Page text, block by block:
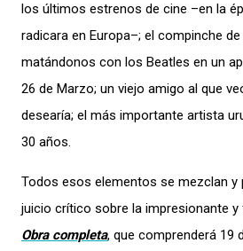
los últimos estrenos de cine –en la
radicara en Europa–; el compinche
matándonos con los Beatles en un
26 de Marzo; un viejo amigo al que
desearía; el más importante artista
30 años.
Todos esos elementos se mezclan y
juicio crítico sobre la impresionante
Obra completa, que comprenderá 19